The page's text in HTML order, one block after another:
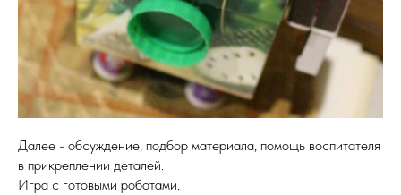
Далее - обсуждение, подбор материала, помощь воспитателя
в прикреплении деталей.
Игра с готовыми роботами.